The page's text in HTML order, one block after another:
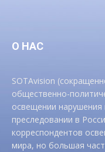
О НАС
SOTAvision
общественно-
освещении нарушения
преследовании в
корреспондентов
мира, но большая